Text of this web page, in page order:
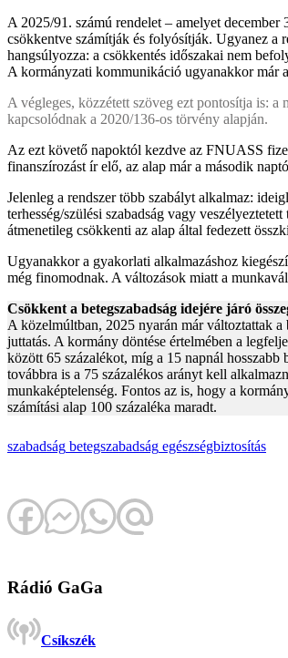
A 2025/91. számú rendelet – amelyet
csökkentve számítják és folyósítják. Ugyanez a
hangsúlyozza: a csökkentés időszakai nem
A kormányzati kommunikáció ugyanakkor már
A végleges, közzétett szöveg ezt pontosítja is:
kapcsolódnak a 2020/136-os törvény alapján.
Az ezt követő napoktól kezdve az FNUASS
finanszírozást ír elő, az alap már a második
Jelenleg a rendszer több szabályt alkalmaz:
terhesség/szülési szabadság vagy
átmenetileg csökkenti az alap által fedezett
Ugyanakkor a gyakorlati alkalmazáshoz
még finomodnak. A változások miatt a
Csökkent a betegszabadság idejére járó
A közelmúltban, 2025 nyarán már változtattak a
juttatás. A kormány döntése értelmében a
között 65 százalékot, míg a 15 napnál hosszabb
továbbra is a 75 százalékos arányt kell
munkaképtelenség. Fontos az is, hogy a
számítási alap 100 százaléka maradt.
szabadság betegszabadság egészségbiztosítás
Rádió GaGa
Csíkszék